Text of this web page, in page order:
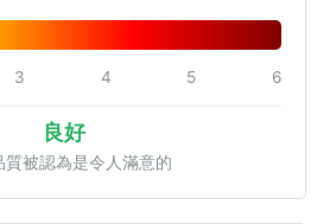
3 4 5 6
良好
質被認為是令人滿意的